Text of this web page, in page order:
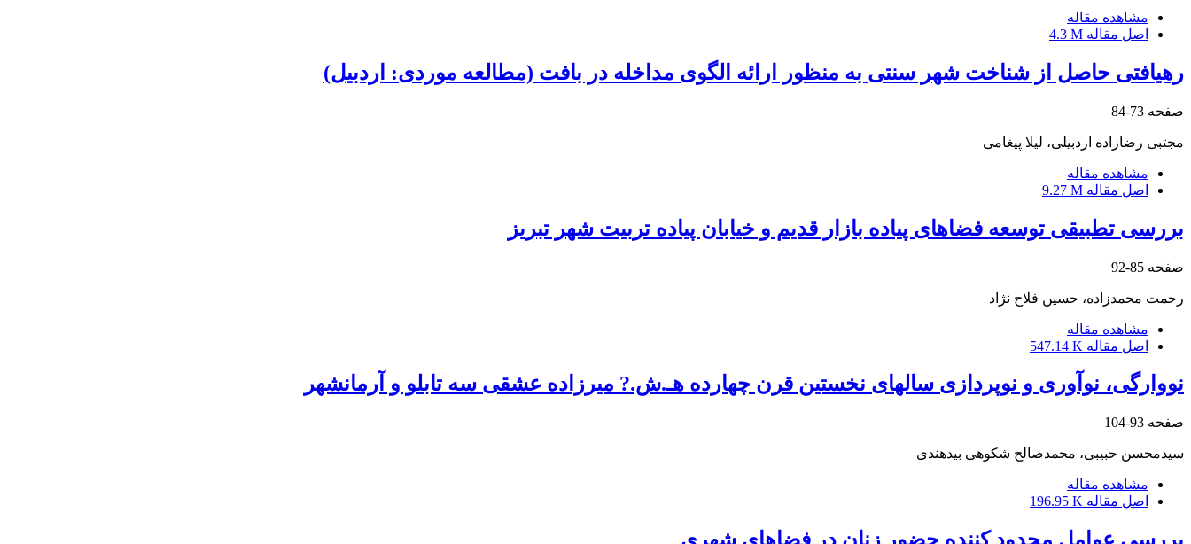
مشاهده مقاله
اصل مقاله 4.3 M
رهیافتی حاصل از شناخت شهر سنتی به منظور ارائه الگوی مداخله در بافت (مطالعه موردی: اردبیل)
صفحه 73-84
مجتبی رضازاده اردبیلی، لیلا پیغامی
مشاهده مقاله
اصل مقاله 9.27 M
بررسی تطبیقی توسعه فضاهای پیاده بازار قدیم و خیابان پیاده تربیت شهر تبریز
صفحه 85-92
رحمت محمدزاده، حسین فلاح نژاد
مشاهده مقاله
اصل مقاله 547.14 K
نووارگی، نوآوری و نوپردازی سالهای نخستین قرن چهارده هـ.ش.? میرزاده عشقی سه تابلو و آرمانشهر
صفحه 93-104
سیدمحسن حبیبی، محمدصالح شکوهی بیدهندی
مشاهده مقاله
اصل مقاله 196.95 K